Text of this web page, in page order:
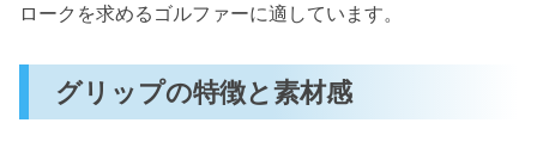
ロークを求めるゴルファーに適しています。
グリップの特徴と素材感